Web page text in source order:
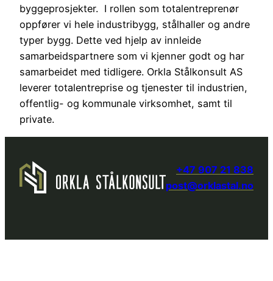
byggeprosjekter. I rollen som totalentreprenør
oppfører vi hele industribygg, stålhaller og andre
typer bygg. Dette ved hjelp av innleide
samarbeidspartnere som vi kjenner godt og har
samarbeidet med tidligere. Orkla Stålkonsult AS
leverer totalentreprise og tjenester til industrien,
offentlig- og kommunale virksomhet, samt til
private.
+47 907 21 838
post@orklastal.no